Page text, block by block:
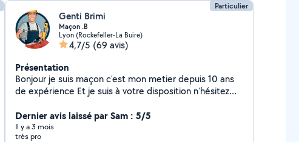
Particulier
Genti Brimi
Maçon .B
Lyon (Rockefeller-La Buire)
4,7/5 (69 avis)
Présentation
Bonjour je suis maçon c'est mon metier depuis 10 ans
de expérience Et je suis à votre disposition n'hésitez
déplacer les environs aussi Des petits bricolage
Carrelage Peinture Montage et démontage.... ect
Dernier avis laissé par Sam : 5/5
Il y a 3 mois
très pro